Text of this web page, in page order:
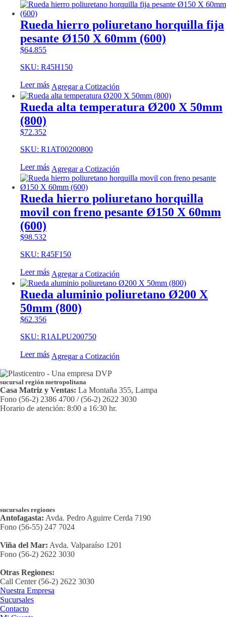
Rueda hierro poliuretano horquilla fija
pesante Ø150 X 60mm (600)
$64.855
SKU: R45H150
Leer más Agregar a Cotización
Rueda alta temperatura Ø200 X 50mm
(800)
$72.352
SKU: R1AT00200800
Leer más Agregar a Cotización
Rueda hierro poliuretano horquilla
movil con freno pesante Ø150 X 60mm
(600)
$98.532
SKU: R45F150
Leer más Agregar a Cotización
Rueda aluminio poliuretano Ø200 X
50mm (800)
$62.356
SKU: R1ALPU200750
Leer más Agregar a Cotización
sucursal región metropolitana
Casa Matriz y Ventas: La Montaña 355, Lampa
Fono (56-2) 2386 4700 / (56-2) 2622 3030
Horario de atención: 8:00 a 16:30 hr.
sucursales regiones
Antofagasta: Avda. Pedro Aguirre Cerda 7190
Fono (56-55) 247 7024
Viña del Mar: Avda. Valparaíso 1201
Fono (56-2) 2622 3030
Otras Regiones:
Call Center (56-2) 2622 3030
Nuestra Empresa
Sucursales
Contacto